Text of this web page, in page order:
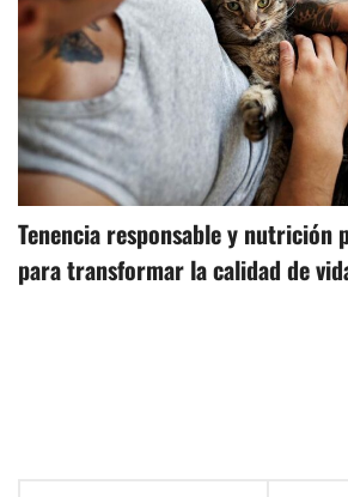
Tenencia responsable y nutrición
para transformar la calidad de